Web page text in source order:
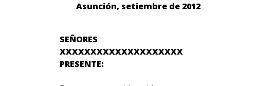
Asunción, setiembre de 2012
SEÑORES
XXXXXXXXXXXXXXXXXXXX
PRESENTE: